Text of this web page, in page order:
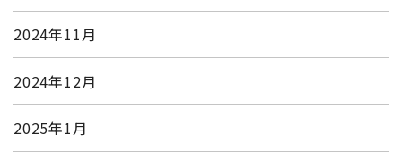
2024年11月
2024年12月
2025年1月